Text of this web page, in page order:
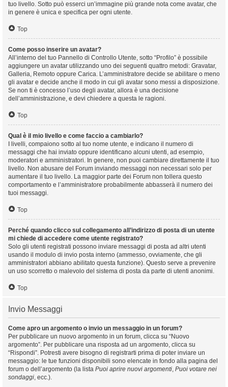
tuo livello. Sotto può esserci un’immagine più grande nota come avatar, che
in genere è unica e specifica per ogni utente.
Top
Come posso inserire un avatar?
All’interno del tuo Pannello di Controllo Utente, sotto “Profilo” è possibile
aggiungere un avatar utilizzando uno dei seguenti quattro metodi: Gravatar,
Galleria, Remoto oppure Carica. L’amministratore decide se abilitare o meno
gli avatar e decide anche il modo in cui gli avatar sono messi a disposizione.
Se non ti è concesso l’uso degli avatar, allora è una decisione
dell’amministrazione, e devi chiedere a questa le ragioni.
Top
Qual è il mio livello e come faccio a cambiarlo?
I livelli, compaiono sotto al tuo nome utente, e indicano il numero di
messaggi che hai inviato oppure identificano alcuni utenti, ad esempio,
moderatori e amministratori. In genere, non puoi cambiare direttamente il tuo
livello. Non abusare del Forum inviando messaggi non necessari solo per
aumentare il tuo livello. La maggior parte dei Forum non tollera questo
comportamento e l’amministratore probabilmente abbasserà il numero dei
tuoi messaggi.
Top
Perché quando clicco sul collegamento all’indirizzo di posta di un utente
mi chiede di accedere come utente registrato?
Solo gli utenti registrati possono inviare messaggi di posta ad altri utenti
usando il modulo di invio posta interno (ammesso, ovviamente, che gli
amministratori abbiano abilitato questa funzione). Questo serve a prevenire
un uso scorretto o malevolo del sistema di posta da parte di utenti anonimi.
Top
Invio Messaggi
Come apro un argomento o invio un messaggio in un forum?
Per pubblicare un nuovo argomento in un forum, clicca su “Nuovo
argomento”. Per pubblicare una risposta ad un argomento, clicca su
“Rispondi”. Potresti avere bisogno di registrarti prima di poter inviare un
messaggio: le tue funzioni disponibili sono elencate in fondo alla pagina del
forum o dell’argomento (la lista Puoi aprire nuovi argomenti, Puoi votare nei
sondaggi, ecc.).